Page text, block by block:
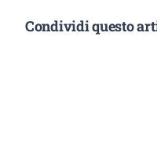
Condividi questo